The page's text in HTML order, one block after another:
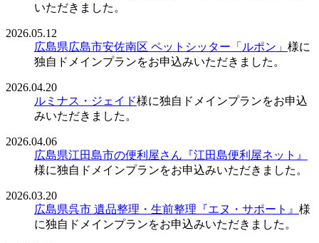
いただきました。
2026.05.12
広島県広島市安佐南区 ペットシッター「ルポン」 様に
独自ドメインプランをお申込みいただきました。
2026.04.20
ルミナス・ジェイド様に独自ドメインプランをお申込
みいただきました。
2026.04.06
広島県江田島市の便利屋さん『江田島便利屋ネット』
様に独自ドメインプランをお申込みいただきました。
2026.03.20
広島県呉市 遺品整理・生前整理『エヌ・サポート』 様
に独自ドメインプランをお申込みいただきました。